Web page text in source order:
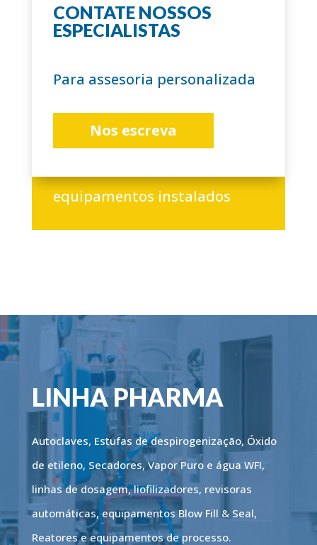
+60 ANOS
+3.000
equipamentos instalados
CONTATE NOSSOS
ESPECIALISTAS
Para assesoria personalizada
Nos escreva
LINHA PHARMA
Autoclaves, Estufas de despirogenização, Óxido
de etileno, Secadores, Vapor Puro e água WFI,
linhas de dosagem, liofilizadores, revisoras
automáticas, equipamentos Blow Fill & Seal,
Reatores e equipamentos de processo.